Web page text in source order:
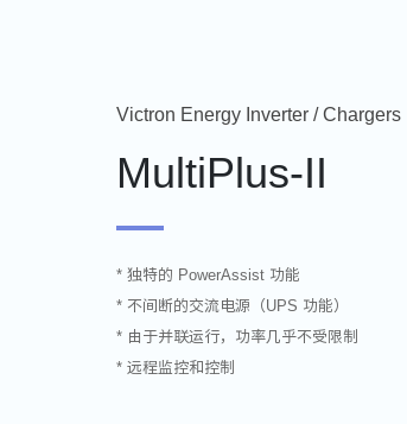
Victron Energy Inverter / Chargers
MultiPlus-II
* 独特的 PowerAssist 功能
* 不间断的交流电源（UPS 功能）
* 由于并联运行，功率几乎不受限制
* 远程监控和控制